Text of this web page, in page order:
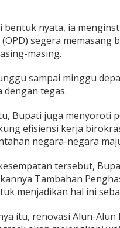
bentuk nyata, ia
segera memasang
masing.
sampai minggu
dengan tegas.
Bupati juga menyoroti
efisiensi kerja
negara-negara
tersebut,
Tambahan
menjadikan hal ini
itu, renovasi Alun-